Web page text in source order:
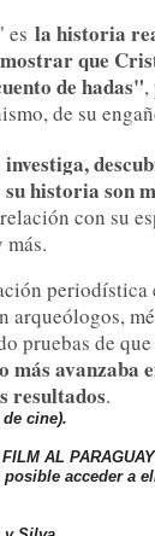
es la historia
que
de hadas",
de su
historia son
con su
periodística
arqueólogos,
pruebas de
más avanzaba
resultados.
cine).
AL
posible acceder a